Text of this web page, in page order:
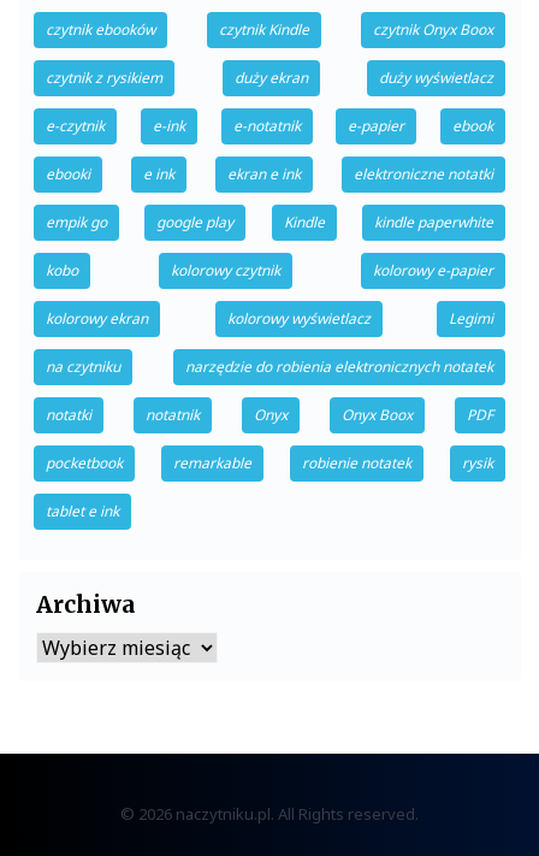
czytnik ebooków czytnik Kindle czytnik Onyx Boox
czytnik z rysikiem duży ekran duży wyświetlacz
e-czytnik e-ink e-notatnik e-papier ebook
ebooki e ink ekran e ink elektroniczne notatki
empik go google play Kindle kindle paperwhite
kobo kolorowy czytnik kolorowy e-papier
kolorowy ekran kolorowy wyświetlacz Legimi
na czytniku narzędzie do robienia elektronicznych notatek
notatki notatnik Onyx Onyx Boox PDF
pocketbook remarkable robienie notatek rysik
tablet e ink
Archiwa
Archiwa
© 2026 naczytniku.pl. All Rights reserved.